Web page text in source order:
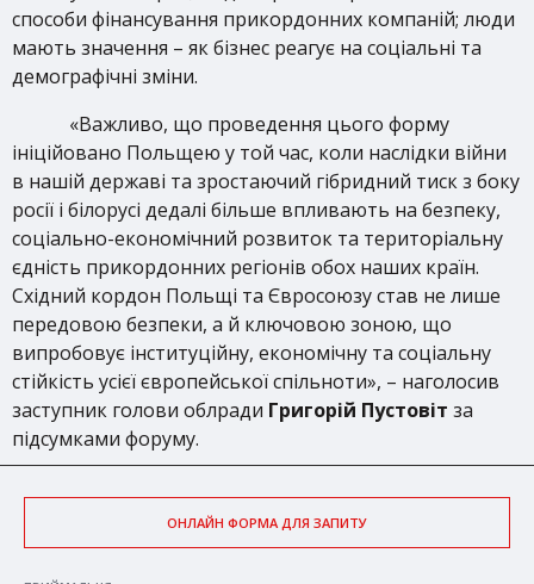
способи фінансування прикордонних компаній; люди
мають значення – як бізнес реагує на соціальні та
демографічні зміни.
«Важливо, що проведення цього форму
ініційовано Польщею у той час, коли наслідки війни
в нашій державі та зростаючий гібридний тиск з боку
росії і білорусі дедалі більше впливають на безпеку,
соціально-економічний розвиток та територіальну
єдність прикордонних регіонів обох наших країн.
Східний кордон Польщі та Євросоюзу став не лише
передовою безпеки, а й ключовою зоною, що
випробовує інституційну, економічну та соціальну
стійкість усієї європейської спільноти», – наголосив
заступник голови облради Григорій Пустовіт за
підсумками форуму.
ОНЛАЙН ФОРМА ДЛЯ ЗАПИТУ